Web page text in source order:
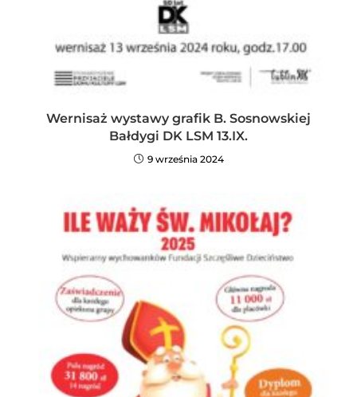
Wernisaż wystawy grafik B. Sosnowskiej
Bałdygi DK LSM 13.IX.
9 września 2024